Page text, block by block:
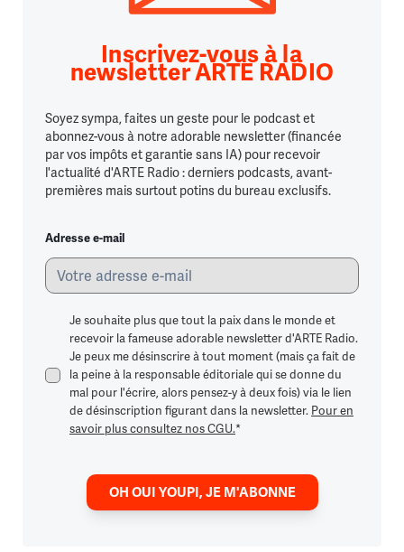
Inscrivez-vous à la
newsletter ARTE RADIO
Soyez sympa, faites un geste pour le podcast et
abonnez-vous à notre adorable newsletter (financée
par vos impôts et garantie sans IA) pour recevoir
l'actualité d'ARTE Radio : derniers podcasts, avant-
premières mais surtout potins du bureau exclusifs.
Adresse e-mail
Je souhaite plus que tout la paix dans le monde et
recevoir la fameuse adorable newsletter d'ARTE Radio.
Je peux me désinscrire à tout moment (mais ça fait de
la peine à la responsable éditoriale qui se donne du
mal pour l'écrire, alors pensez-y à deux fois) via le lien
de désinscription figurant dans la newsletter. Pour en
savoir plus consultez nos CGU.*
OH OUI YOUPI, JE M'ABONNE